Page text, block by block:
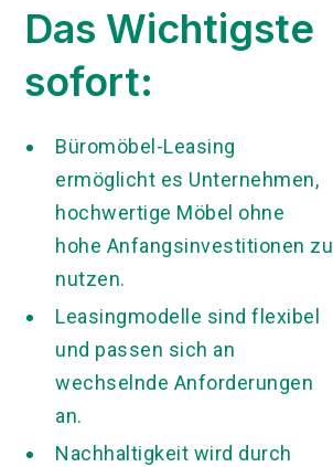
Das Wichtigste
sofort:
Büromöbel-Leasing
ermöglicht es Unternehmen,
hochwertige Möbel ohne
hohe Anfangsinvestitionen zu
nutzen.
Leasingmodelle sind flexibel
und passen sich an
wechselnde Anforderungen
an.
Nachhaltigkeit wird durch